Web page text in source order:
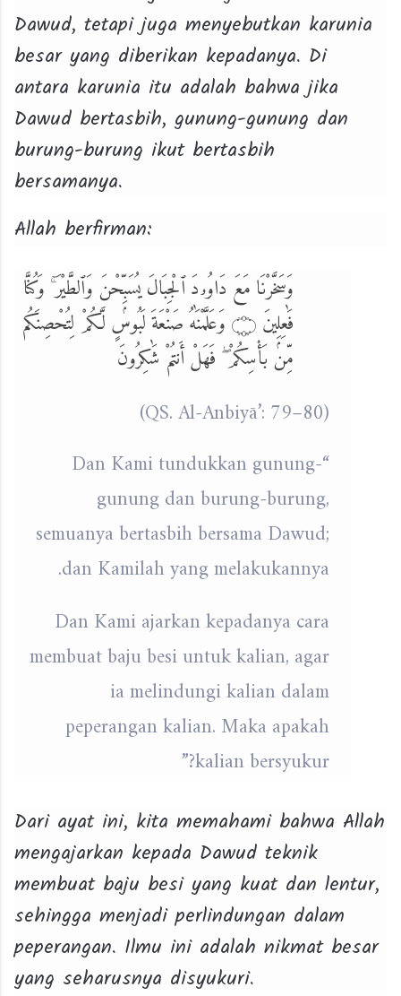
Dawud, tetapi juga menyebutkan karunia
besar yang diberikan kepadanya. Di
antara karunia itu adalah bahwa jika
Dawud bertasbih, gunung-gunung dan
burung-burung ikut bertasbih
bersamanya.
Allah berfirman:
وَسَخَّرْنَا مَعَ دَاوُۥدَ ٱلْجِبَالَ يُسَبِّحْنَ وَٱلطَّيْرَ ۚ وَكُنَّا
فَٰعِلِينَ ۝ وَعَلَّمْنَٰهُ صَنْعَةَ لَبُوسٍۢ لَّكُمْ لِتُحْصِنَكُم
مِّنۢ بَأْسِكُمْ ۖ فَهَلْ أَنتُمْ شَٰكِرُونَ
(QS. Al-Anbiyā’: 79–80)
“Dan Kami tundukkan gunung-
gunung dan burung-burung,
semuanya bertasbih bersama Dawud;
dan Kamilah yang melakukannya.
Dan Kami ajarkan kepadanya cara
membuat baju besi untuk kalian, agar
ia melindungi kalian dalam
peperangan kalian. Maka apakah
kalian bersyukur?”
Dari ayat ini, kita memahami bahwa Allah
mengajarkan kepada Dawud teknik
membuat baju besi yang kuat dan lentur,
sehingga menjadi perlindungan dalam
peperangan. Ilmu ini adalah nikmat besar
yang seharusnya disyukuri.